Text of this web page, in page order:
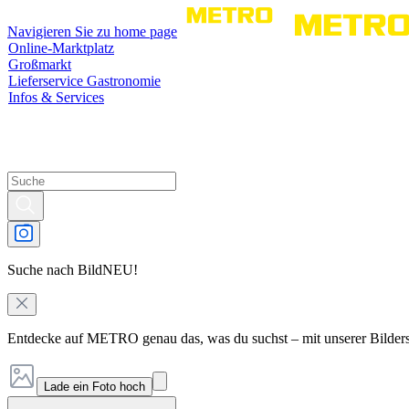
Navigieren Sie zu home page
Online-Marktplatz
Großmarkt
Lieferservice Gastronomie
Infos & Services
Suche nach BildNEU!
Entdecke auf METRO genau das, was du suchst – mit unserer
Lade ein Foto hoch